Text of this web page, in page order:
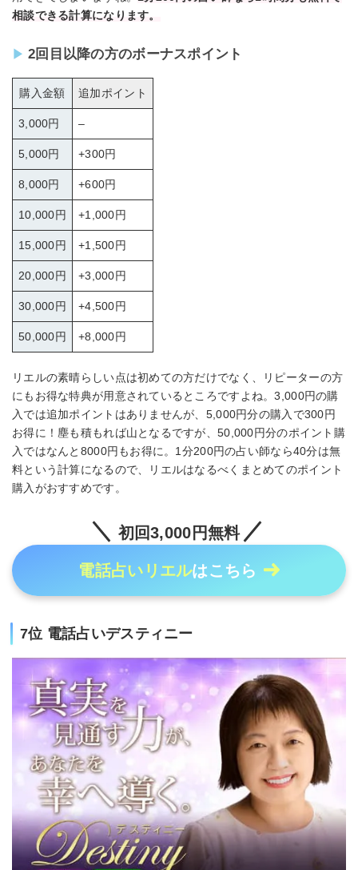
相談できる計算になります。
2回目以降の方のボーナスポイント
購入金額 追加ポイント
3,000円 –
5,000円 +300円
8,000円 +600円
10,000円 +1,000円
15,000円 +1,500円
20,000円 +3,000円
30,000円 +4,500円
50,000円 +8,000円
リエルの素晴らしい点は初めての方だけでなく、リピーターの方
にもお得な特典が用意されているところですよね。3,000円の購
入では追加ポイントはありませんが、5,000円分の購入で300円
お得に！塵も積もれば山となるですが、50,000円分のポイント購
入ではなんと8000円もお得に。1分200円の占い師なら40分は無
料という計算になるので、リエルはなるべくまとめてのポイント
購入がおすすめです。
初回3,000円無料
電話占いリエルはこちら
7位 電話占いデスティニー